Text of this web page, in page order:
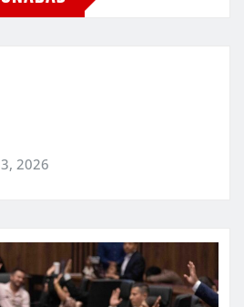
2026